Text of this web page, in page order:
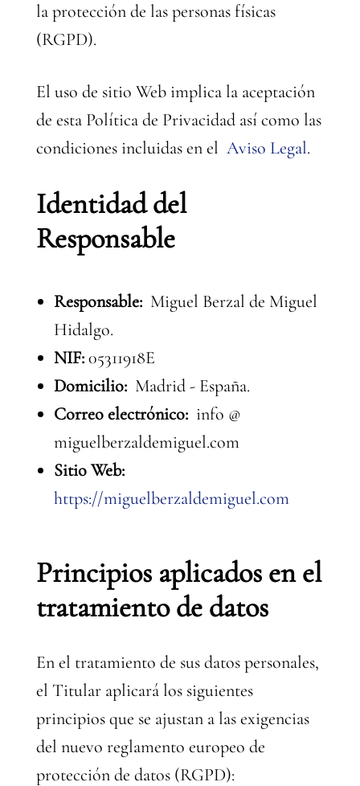
la protección de las personas físicas
(RGPD).
El uso de sitio Web implica la aceptación
de esta Política de Privacidad así como las
condiciones incluidas en el Aviso Legal.
Identidad del
Responsable
Responsable:Miguel Berzal de Miguel
Hidalgo.
NIF:05311918E
Domicilio:Madrid - España.
Correo electrónico:info @
miguelberzaldemiguel.com
Sitio Web:
https://miguelberzaldemiguel.com
Principios aplicados en el
tratamiento de datos
En el tratamiento de sus datos personales,
el Titular aplicará los siguientes
principios que se ajustan a las exigencias
del nuevo reglamento europeo de
protección de datos (RGPD):